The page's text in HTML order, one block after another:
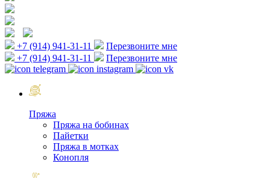
+7 (914) 941-31-11
Перезвоните мне
+7 (914) 941-31-11
Перезвоните мне
Пряжа
Пряжа на бобинах
Пайетки
Пряжа в мотках
Конопля